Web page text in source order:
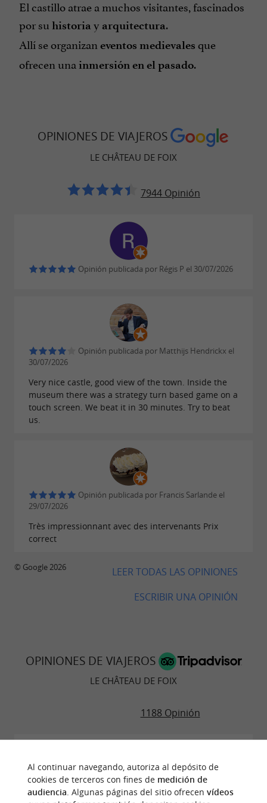
El castillo atrae a muchos visitantes, fascinados
por su historia y arquitectura.
Allí se organizan eventos medievales que
ofrecen una inmersión en el pasado.
OPINIONES DE VIAJEROS
LE CHÂTEAU DE FOIX
7944 Opinión
Opinión publicada por Régis P el 30/07/2026
Opinión publicada por Matthijs Hendrickx el
30/07/2026
Very nice castle, good view of the town. Inside the
museum there was a strategy turn based game on a
touch screen. We beat it in 30 minutes. Try to beat
us.
Opinión publicada por Francis Sarlande el
29/07/2026
Très impressionnant avec des intervenants Prix
correct
LEER TODAS LAS OPINIONES
ESCRIBIR UNA OPINIÓN
© Google 2026
OPINIONES DE VIAJEROS
LE CHÂTEAU DE FOIX
1188 Opinión
Opinión publicada por erramunene
(Donostia-San Sebastián, España) el 04/06/2026
Bonito castillo. Muy buenas vistas de la ciudad de
Al continuar navegando, autoriza al depósito de
cookies de terceros con fines de medición de
audiencia . Algunas páginas del sitio ofrecen vídeos